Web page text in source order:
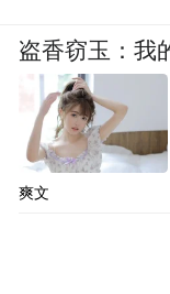
盗香窃玉：我
爽文